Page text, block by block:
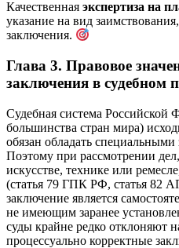
Качественная экспертиза на
указание на вид
заключения.
Глава 3. Правовое
заключения в судебном
Судебная система Российской
большинства стран мира)
обязан обладать
Поэтому при рассмотрении
искусстве, технике или
(статья 79 ГПК РФ, статья 82
заключение является
не имеющим заранее
суды крайне редко отклоняют
процессуально корректные